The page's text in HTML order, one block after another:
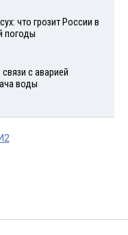
что грозит России в
погоды
с аварией
воды